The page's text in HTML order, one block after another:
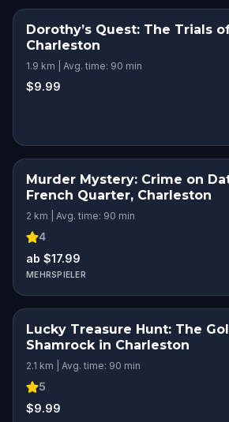
Dorothy’s Quest: The Trials
Charleston
1.9 km | Avg. time: 90 min
$9.99
Murder Mystery: Crime on
French Quarter, Charleston
2 km | Avg. time: 90 min
4
ab $17.99
MEHRSPIELER
Lucky Treasure Hunt: The
Shamrock in Charleston
2.1 km | Avg. time: 90 min
5
$9.99